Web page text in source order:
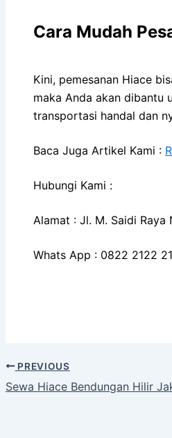
Cara Mudah
Kini, pemesanan Hiace
maka Anda akan dibantu
transportasi handal dan
Baca Juga Artikel Kami :
Hubungi Kami :
Alamat : Jl. M. Saidi Raya
Whats App : 0822 2122
PREVIOUS
Sewa Hiace Bendungan Hilir